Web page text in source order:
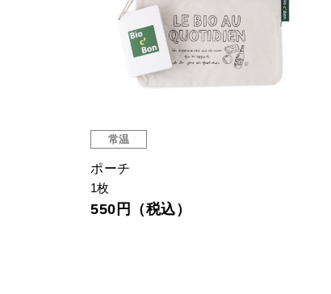
常温
ポーチ
1枚
550円（税込）